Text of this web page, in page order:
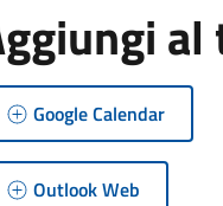
Google Calendar
Outlook Web